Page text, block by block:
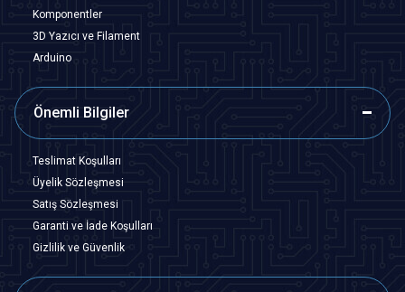
Komponentler
3D Yazıcı ve Filament
Arduino
Önemli Bilgiler
Teslimat Koşulları
Üyelik Sözleşmesi
Satış Sözleşmesi
Garanti ve İade Koşulları
Gizlilik ve Güvenlik